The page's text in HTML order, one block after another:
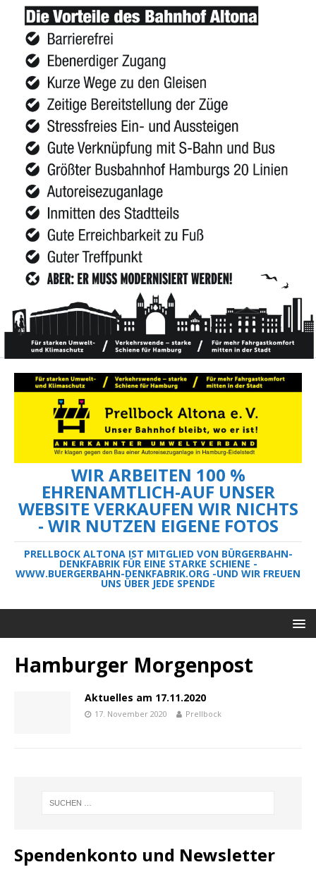
WIR ARBEITEN 100 %
EHRENAMTLICH-AUF UNSER
WEBSITE VERKAUFEN WIR NICHTS
- WIR NUTZEN EIGENE FOTOS
PRELLBOCK ALTONA IST MITGLIED VON BÜRGERBAHN-
DENKFABRIK FÜR EINE STARKE SCHIENE -
WWW.BUERGERBAHN-DENKFABRIK.ORG -UND WIR FREUEN
UNS ÜBER JEDE SPENDE
Hamburger Morgenpost
Aktuelles am 17.11.2020
17. November 2020 Prellbock
Spendenkonto und Newsletter